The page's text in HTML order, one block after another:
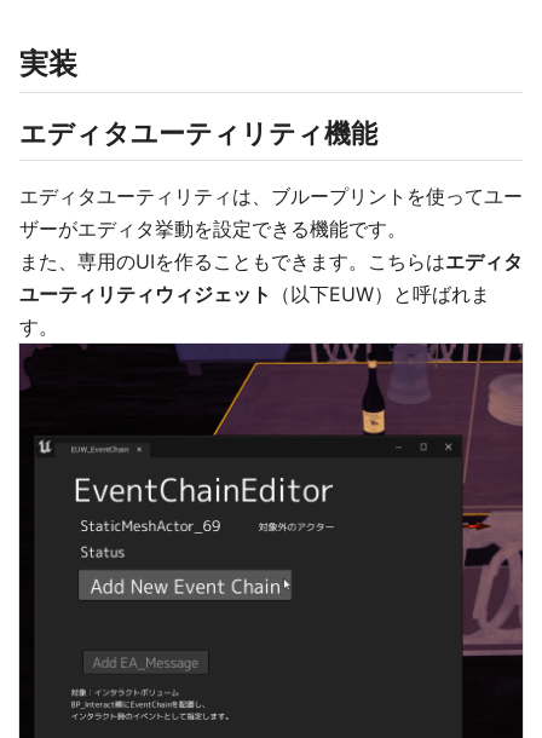
実装
エディタユーティリティ機能
エディタユーティリティは、ブループリントを使ってユー
ザーがエディタ挙動を設定できる機能です。
また、専用のUIを作ることもできます。こちらはエディタ
ユーティリティウィジェット
（以下EUW）と呼ばれま
す。